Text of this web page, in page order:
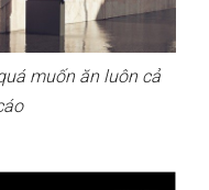
muốn ăn luôn cả